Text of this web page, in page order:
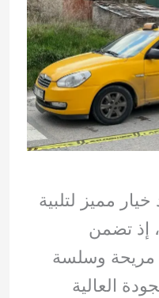
مميز لتلبية
إذ تضمن
مريحة وسلسة
العالية